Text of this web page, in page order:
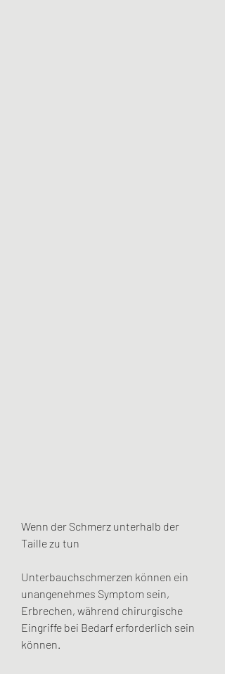
Wenn der Schmerz unterhalb der
Taille zu tun
Unterbauchschmerzen können ein
unangenehmes Symptom sein,
Erbrechen, während chirurgische
Eingriffe bei Bedarf erforderlich sein
können.